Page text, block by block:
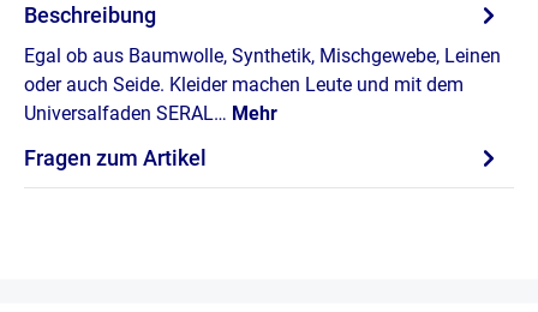
Beschreibung
Egal ob aus Baumwolle, Synthetik, Mischgewebe, Leinen
oder auch Seide. Kleider machen Leute und mit dem
Universalfaden SERAL… Mehr
Fragen zum Artikel